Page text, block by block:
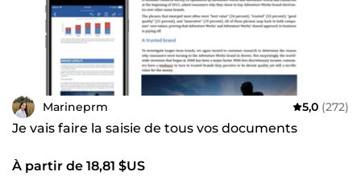
Marineprm 5,0 (272)
Je vais faire la saisie de tous vos documents
À partir de 18,81 $US